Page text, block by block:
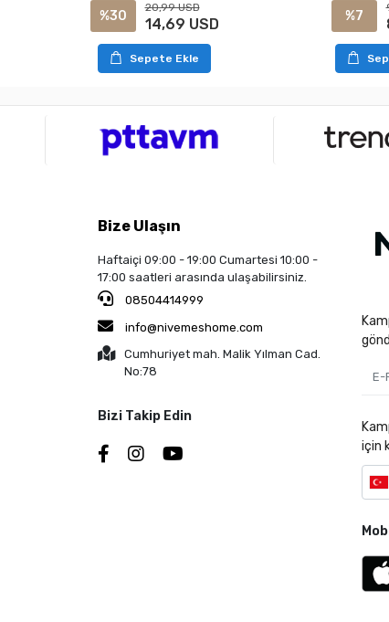
%30
20,99 USD
14,69 USD
Sepete Ekle
%7
Bize Ulaşın
Haftaiçi 09:00 - 19:00 Cumartesi 10:00 -
17:00 saatleri arasında ulaşabilirsiniz.
08504414999
info@nivemeshome.com
Cumhuriyet mah. Malik Yılman Cad.
No:78
Bizi Takip Edin
için